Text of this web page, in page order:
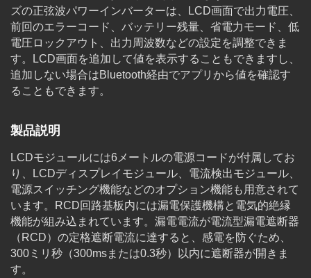
ズの正弦波パワーインバーターは、LCD画面で出力電圧、
前回のエラーコード、バッテリー残量、省電力モード、低
電圧ロックアウト、出力周波数などの設定を調整できま
す。LCD画面を追加して値を表示することもできますし、
追加しない場合はBluetooth経由でアプリから値を確認す
ることもできます。
製品説明
LCDモジュールには6メートルの電源コードが付属してお
り、LCDディスプレイモジュール、電流検出モジュール、
電源スイッチング機能などのオプション機能も用意されて
います。RCD回路基板内には漏電保護機構と電気的絶縁
機能が組み込まれています。漏電電流が電流型漏電遮断器
（RCD）の定格遮断電流に達すると、感電を防ぐため、
300ミリ秒（300msまたは0.3秒）以内に遮断器が開きま
す。